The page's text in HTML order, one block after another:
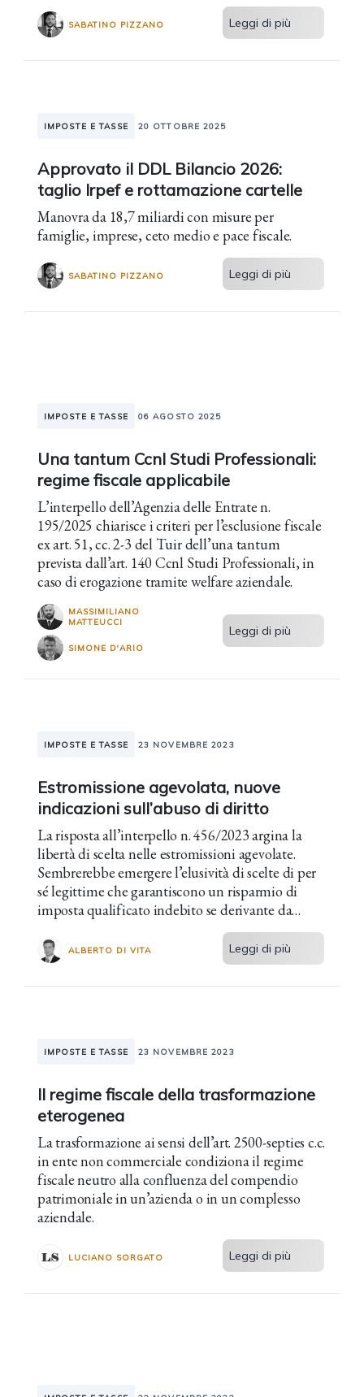
SABATINO PIZZANO Leggi di più
IMPOSTE E TASSE 20 OTTOBRE 2025
Approvato il DDL Bilancio 2026:
taglio Irpef e rottamazione cartelle
Manovra da 18,7 miliardi con misure per
famiglie, imprese, ceto medio e pace fiscale.
SABATINO PIZZANO Leggi di più
IMPOSTE E TASSE 06 AGOSTO 2025
Una tantum Ccnl Studi Professionali:
regime fiscale applicabile
L’interpello dell’Agenzia delle Entrate n.
195/2025 chiarisce i criteri per l’esclusione fiscale
ex art. 51, cc. 2-3 del Tuir dell’una tantum
prevista dall’art. 140 Ccnl Studi Professionali, in
caso di erogazione tramite welfare aziendale.
MASSIMILIANO
MATTEUCCI
SIMONE D'ARIO
Leggi di più
IMPOSTE E TASSE 23 NOVEMBRE 2023
Estromissione agevolata, nuove
indicazioni sull’abuso di diritto
La risposta all’interpello n. 456/2023 argina la
libertà di scelta nelle estromissioni agevolate.
Sembrerebbe emergere l’elusività di scelte di per
sé legittime che garantiscono un risparmio di
imposta qualificato indebito se derivante da
ALBERTO DI VITA Leggi di più
IMPOSTE E TASSE 23 NOVEMBRE 2023
Il regime fiscale della trasformazione
eterogenea
La trasformazione ai sensi dell’art. 2500-septies c.c.
in ente non commerciale condiziona il regime
fiscale neutro alla confluenza del compendio
patrimoniale in un’azienda o in un complesso
aziendale.
LUCIANO SORGATO Leggi di più